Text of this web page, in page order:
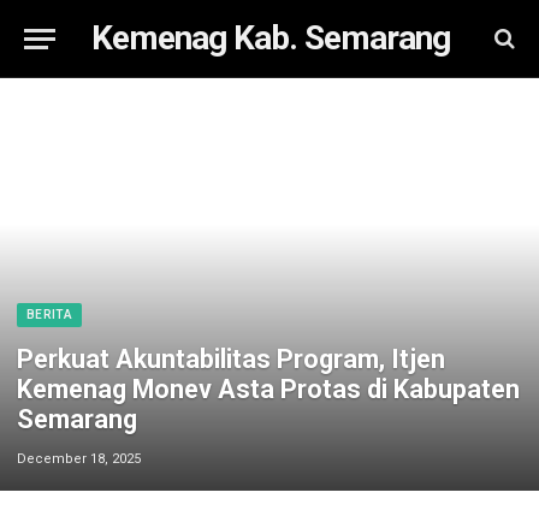
Kemenag Kab. Semarang
BERITA
Perkuat Akuntabilitas Program, Itjen
Kemenag Monev Asta Protas di Kabupaten
Semarang
December 18, 2025